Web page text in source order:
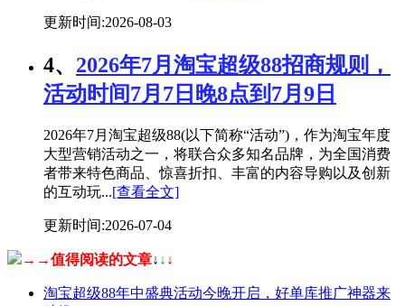
更新时间:2026-08-03
4、 2026年7月淘宝超级88招商规则，
活动时间7月7日晚8点到7月9日
2026年7月淘宝超级88(以下简称“活动”)，作为淘宝年度
大型营销活动之一，将联合众多知名品牌，为全国消费
者带来特色商品、惊喜折扣、丰富的内容导购以及创新
的互动玩...[查看全文]
更新时间:2026-07-04
→→值得阅读的文章↓ ↓ ↓
淘宝超级88年中盛典活动今晚开启，好单库推广神器来